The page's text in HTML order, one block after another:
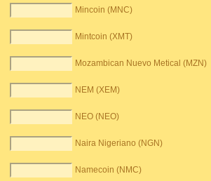
Mincoin (MNC)
Mintcoin (XMT)
Mozambican Nuevo Metical (MZN)
NEM (XEM)
NEO (NEO)
Naira Nigeriano (NGN)
Namecoin (NMC)